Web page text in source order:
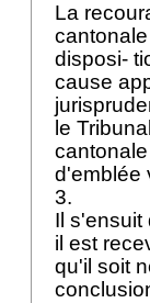
La
disposi-
cause
le
d'emblée
3.
Il s'ensuit
il est
qu'il soit